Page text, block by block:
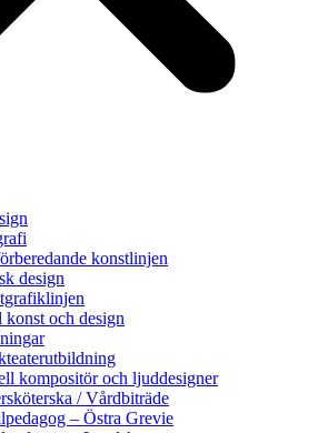
konstlinjen
design
konst och design
kompositör och ljuddesigner
/ Vårdbiträde
– Östra Grevie